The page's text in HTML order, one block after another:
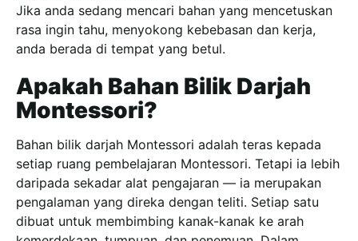
Jika anda sedang mencari bahan yang mencetuskan
rasa ingin tahu, menyokong kebebasan dan kerja,
anda berada di tempat yang betul.
Apakah Bahan Bilik Darjah
Montessori?
Bahan bilik darjah Montessori adalah teras kepada
setiap ruang pembelajaran Montessori. Tetapi ia lebih
daripada sekadar alat pengajaran — ia merupakan
pengalaman yang direka dengan teliti. Setiap satu
dibuat untuk membimbing kanak-kanak ke arah